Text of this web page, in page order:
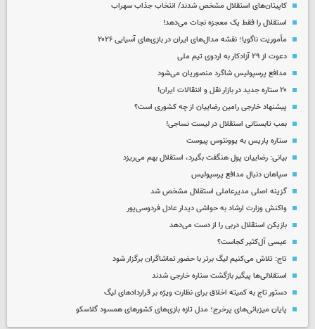
کاپیتان‌های استقلال مشخص شدند/ انتخاب جذاب سهراب
استقلال را فقط یک معجزه نجات می‌دهد!
مأموریت ناگویا؛ نقشه مدال‌های ایران در بازی‌های آسیایی ۲۰۲۶
دعوت از ۲۹ آزادکار به اردوی تیم ملی
مدافع پرسپولیس شاگرد منصوریان می‌شود
۲۰ ستاره جدید در بازار نقل و انتقالات ایران!
پیشنهاد خارجی رامین رضاییان از چه کشوری است؟
بمب تابستانی استقلال در لیست نساجی!
ستاره پاریس به یوونتوس پیوست
بیانی: رضاییان پول هنگفت بگیرد، استقلال بهم می‌ریزد
سپاهان دنبال مدافع پرسپولیس
گزینه اصلی مدیرعاملی استقلال مشخص شد
واکنش وزارت ارشاد به حواشی دیدار عادل فردوسی‌پور
بازیکن استقلال دربی را از دست می‌دهد
عیسی آل‌کثیر کجاست؟
تاج: تلاش می‌کنیم لیگ برتر با حضور تماشاگران برگزار شود
استقلالی‌ها پیگیر بازگشت ستاره خارجی شدند
دستور تاج به کمیته اخلاق برای نظارت ویژه بر قراردادهای لیگ
پایان میزبانی‌های پرخرج؛ مدل تازه بازی‌های کشورهای همسود گلاسکو